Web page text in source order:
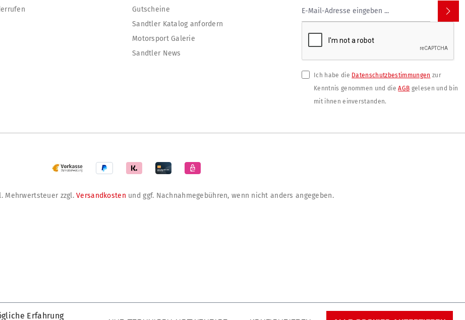
Gutscheine
Sandtler Katalog anfordern
Motorsport Galerie
Sandtler News
Ich habe die Datenschutzbestimmungen zur
Kenntnis genommen und dieAGB gelesen und bin
mit ihnen einverstanden.
Mehrwertsteuer zzgl.Versandkosten und ggf. Nachnahmegebühren, wenn nicht anders angegeben.
Erfahrung